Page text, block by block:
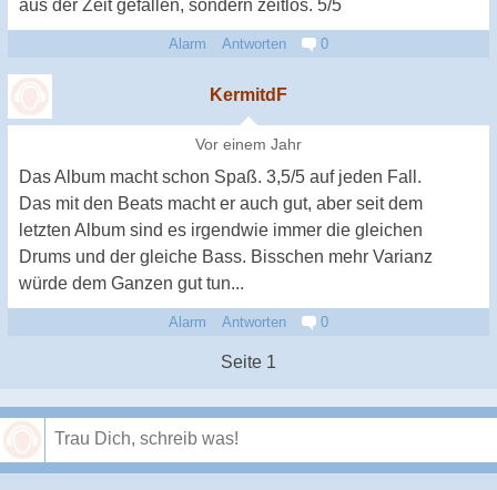
aus der Zeit gefallen, sondern zeitlos. 5/5
Alarm Antworten 0
KermitdF
Vor einem Jahr
Das Album macht schon Spaß. 3,5/5 auf jeden Fall.
Das mit den Beats macht er auch gut, aber seit dem
letzten Album sind es irgendwie immer die gleichen
Drums und der gleiche Bass. Bisschen mehr Varianz
würde dem Ganzen gut tun...
Alarm Antworten 0
Seite 1